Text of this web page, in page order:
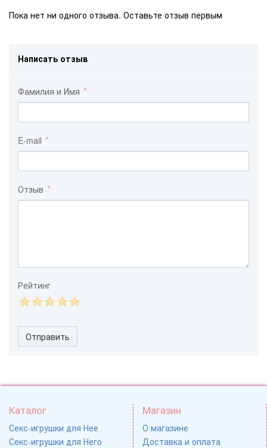
Пока нет ни одного отзыва. Оставьте отзыв первым
Написать отзыв
Фамилия и Имя
E-mail
Отзыв
Рейтинг
Отправить
Каталог
Секс-игрушки для Нее
Секс-игрушки для Него
Магазин
О магазине
Доставка и оплата